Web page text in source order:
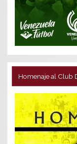
Homenaje al Club